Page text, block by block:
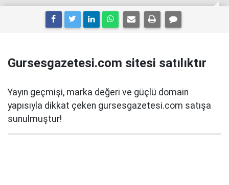
Gursesgazetesi.com sitesi satılıktır
Yayın geçmişi, marka değeri ve güçlü domain
yapısıyla dikkat çeken gursesgazetesi.com satışa
sunulmuştur!